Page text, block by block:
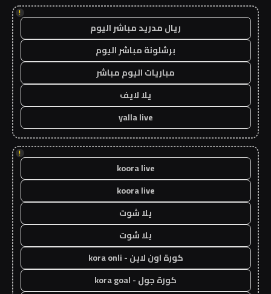
!
ريال مدريد مباشر اليوم
برشلونة مباشر اليوم
مباريات اليوم مباشر
يلا لايف
yalla live
!
koora live
koora live
يلا شوت
يلا شوت
كورة اون لاين - kora onli
كورة جول - kora goal